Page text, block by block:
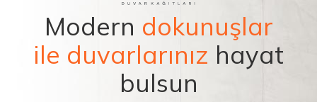
Modern dokunuşlar
ile duvarlarınız hayat
bulsun